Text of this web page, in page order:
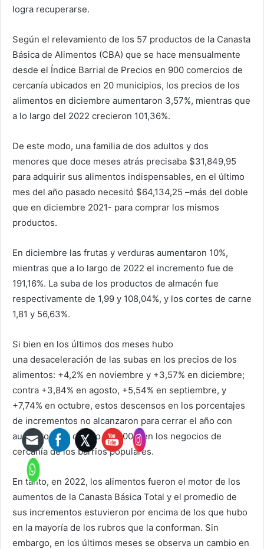
logra recuperarse.
Según el relevamiento de los 57 productos de la Canasta
Básica de Alimentos (CBA) que se hace mensualmente
desde el Índice Barrial de Precios en 900 comercios de
cercanía ubicados en 20 municipios, los precios de los
alimentos en diciembre aumentaron 3,57%, mientras que
a lo largo del 2022 crecieron 101,36%.
De este modo, una familia de dos adultos y dos
menores que doce meses atrás precisaba $31,849,95
para adquirir sus alimentos indispensables, en el último
mes del año pasado necesitó $64,134,25 –más del doble
que en diciembre 2021- para comprar los mismos
productos.
En diciembre las frutas y verduras aumentaron 10%,
mientras que a lo largo de 2022 el incremento fue de
191,16%. La suba de los productos de almacén fue
respectivamente de 1,99 y 108,04%, y los cortes de carne
1,81 y 56,63%.
Si bien en los últimos dos meses hubo
una desaceleración de las subas en los precios de los
alimentos: +4,2% en noviembre y +3,57% en diciembre;
contra +3,84% en agosto, +5,54% en septiembre, y
+7,74% en octubre, estos descensos en los porcentajes
de incrementos no alcanzaron para cerrar el año con
aumentos por debajo del 100% en los negocios de
cercanía de los barrios populares.
En tanto, en 2022, los alimentos fueron el motor de los
aumentos de la Canasta Básica Total y el promedio de
sus incrementos estuvieron por encima de los que hubo
en la mayoría de los rubros que la conforman. Sin
embargo, en los últimos meses se observa un cambio en